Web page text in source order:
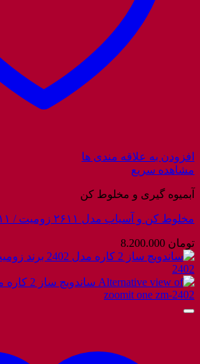
افزودن به علاقه مندی ها
مشاهده سریع
آبمیوه گیری و مخلوط کن
مخلوط کن و آسیاب مدل ۲۶۱۱ زومیت / ZOOMIT ZM-۲۶۱۱
تومان